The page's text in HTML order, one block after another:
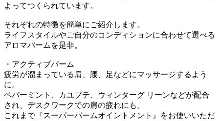
よってつくられています。
それぞれの特徴を簡単にご紹介します。
ライフスタイルやご自分のコンディションに合わせて選べる
アロマバームを是非。
・アクティブバーム
疲労が溜まっている肩、腰、足などにマッサージするよう
に。
ペパーミント、カユプテ、ウィンターグ リーンなどが配合
され、デスクワークでの肩の疲れにも。
これまで『スーパーバームオイントメント』をお使いいただ